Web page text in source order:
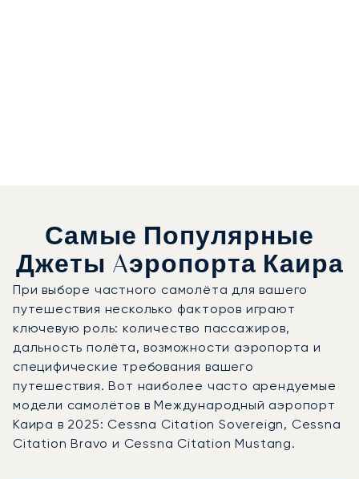
Самые Популярные
Джеты Aэропорта Каира
При выборе частного самолёта для вашего
путешествия несколько факторов играют
ключевую роль: количество пассажиров,
дальность полёта, возможности аэропорта и
специфические требования вашего
путешествия. Вот наиболее часто арендуемые
модели самолётов в Международный аэропорт
Каира в 2025: Cessna Citation Sovereign, Cessna
Citation Bravo и Cessna Citation Mustang.